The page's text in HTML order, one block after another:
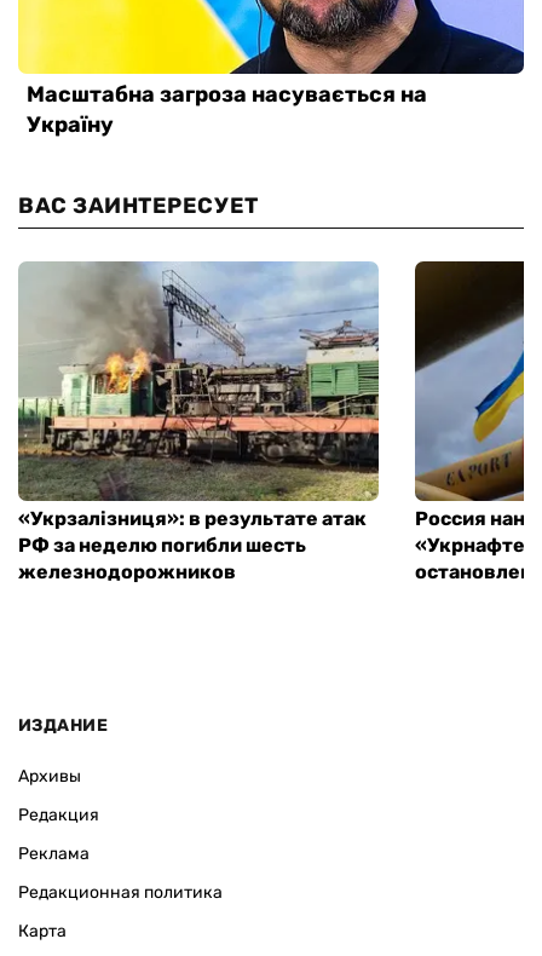
ВАС ЗАИНТЕРЕСУЕТ
«Укрзалізниця»: в результате атак
РФ за неделю погибли шесть
железнодорожников
Россия
остановлена
ИЗДАНИЕ
Архивы
Редакция
Реклама
Редакционная политика
Карта